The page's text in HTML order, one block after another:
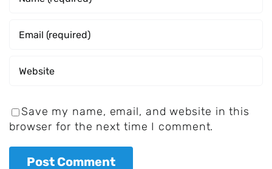
Save my name, email, and website in this
browser for the next time I comment.